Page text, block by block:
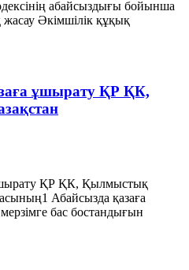
абайсыздығы бойынша
Әкімшілік құқық
ұшырату ҚР ҚК,
ҚР ҚК, Қылмыстық
Абайсызда қазаға
бас бостандығын